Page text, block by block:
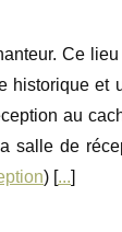
Ce
historique et
au
salle de
) [...]